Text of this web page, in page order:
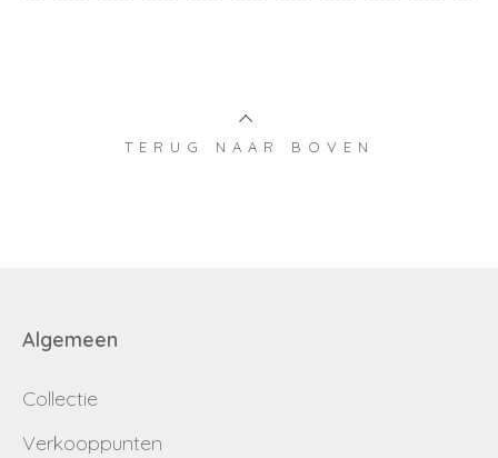
TERUG NAAR BOVEN
Algemeen
Collectie
Verkooppunten